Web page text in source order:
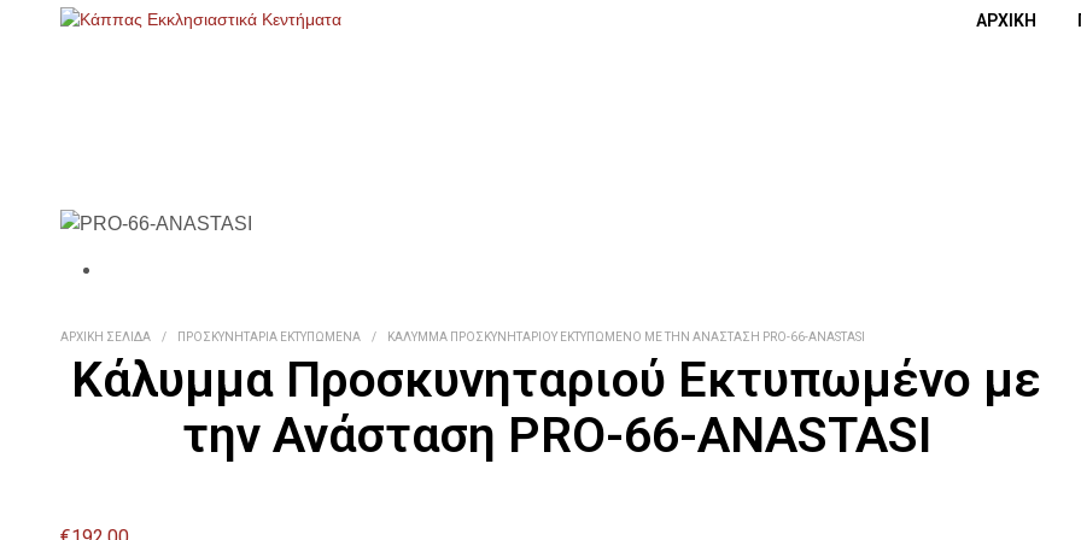
ΑΡΧΙΚΉ
ΑΡΧΙΚΉ ΣΕΛΊΔΑ / ΠΡΟΣΚΥΝΗΤΆΡΙΑ ΕΚΤΥΠΩΜΈΝΑ / ΚΆΛΥΜΜΑ ΠΡΟΣΚΥΝΗΤΑΡΙΟΎ ΕΚΤΥΠΩΜΈΝΟ ΜΕ ΤΗΝ ΑΝΆΣΤΑΣΗ PRO-66-ANASTASI
Κάλυμμα Προσκυνηταριού Εκτυπωμένο με
την Ανάσταση PRO-66-ANASTASI